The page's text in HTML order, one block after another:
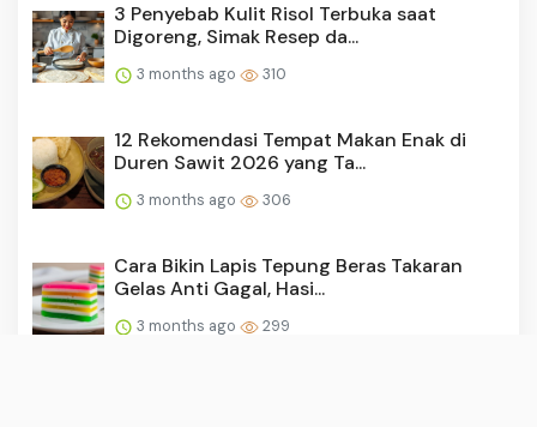
3 Penyebab Kulit Risol Terbuka saat
Digoreng, Simak Resep da...
3 months ago 310
12 Rekomendasi Tempat Makan Enak di
Duren Sawit 2026 yang Ta...
3 months ago 306
Cara Bikin Lapis Tepung Beras Takaran
Gelas Anti Gagal, Hasi...
3 months ago 299